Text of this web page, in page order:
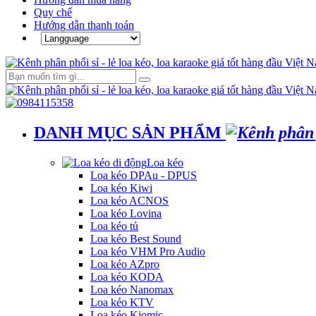
Quy chế
Hướng dẫn thanh toán
DANH MỤC SẢN PHẨM
Loa kéo
Loa kéo DPAu - DPUS
Loa kéo Kiwi
Loa kéo ACNOS
Loa kéo Lovina
Loa kéo tủ
Loa kéo Best Sound
Loa kéo VHM Pro Audio
Loa kéo AZpro
Loa kéo KODA
Loa kéo Nanomax
Loa kéo KTV